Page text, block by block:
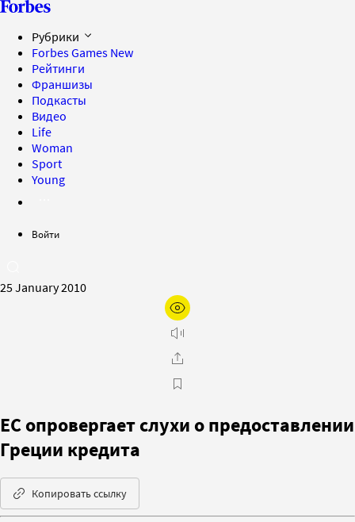
Рубрики
Forbes Games New
Рейтинги
Франшизы
Подкасты
Видео
Life
Woman
Sport
Young
Войти
25 January 2010
ЕС опровергает слухи о предоставлении
Греции кредита
Копировать ссылку